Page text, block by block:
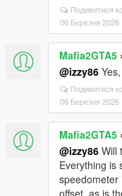
Подивитися
06 Березня 2026
Mafia2GTA5
@izzy86
Подивитися
06 Березня 2026
Mafia2GTA5
@izzy86 Will
Everything is
speedometer
offset, as is